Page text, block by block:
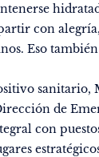
con
Eso también
sanitario,
de
con